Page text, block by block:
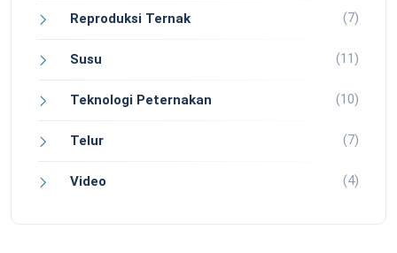
Reproduksi Ternak (7)
Susu (11)
Teknologi Peternakan (10)
Telur (7)
Video (4)